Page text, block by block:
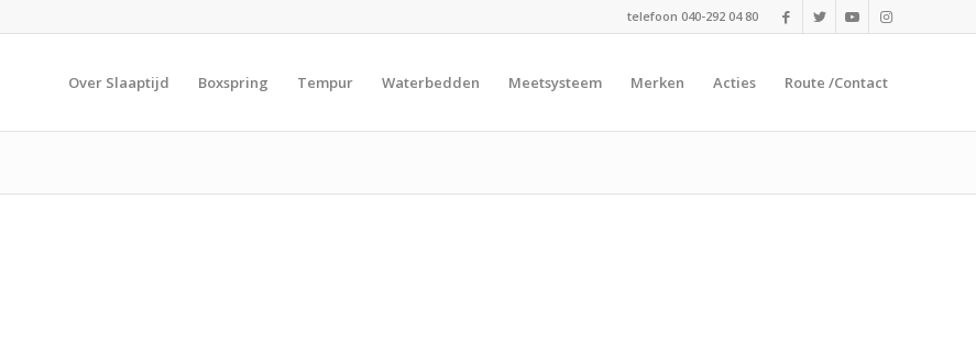
telefoon 040-292 04 80
Over Slaaptijd Boxspring Tempur Waterbedden Meetsysteem Merken Acties Route /Contact